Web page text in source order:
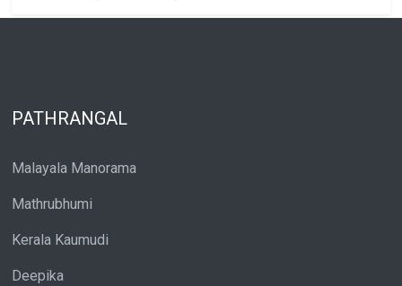
PATHRANGAL
Malayala Manorama
Mathrubhumi
Kerala Kaumudi
Deepika